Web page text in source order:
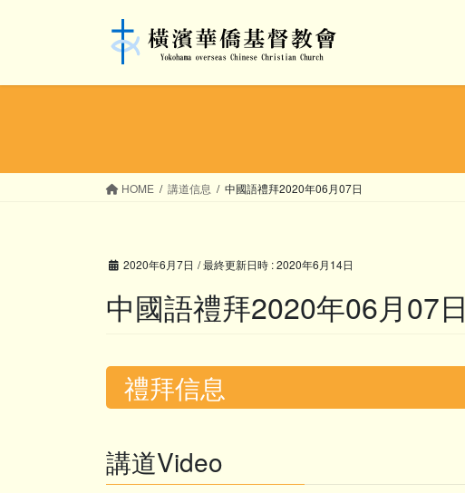
HOME 講道信息 中國語禮拜2020年06月07日
2020年6月7日 / 最終更新日時 :2020年6月14日
中國語禮拜2020年06月07日
禮拜信息
講道Video